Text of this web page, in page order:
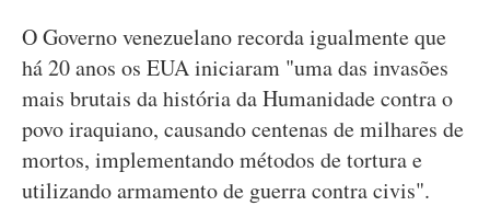
O Governo venezuelano recorda igualmente que
há 20 anos os EUA iniciaram "uma das invasões
mais brutais da história da Humanidade contra o
povo iraquiano, causando centenas de milhares de
mortos, implementando métodos de tortura e
utilizando armamento de guerra contra civis".